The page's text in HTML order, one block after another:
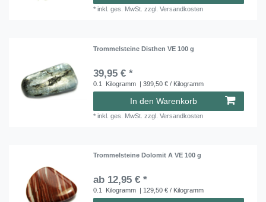
*inkl. ges. MwSt. zzgl.Versandkosten
Trommelsteine Disthen VE 100 g
39,95 € *
0.1 Kilogramm | 399,50 € / Kilogramm
In den Warenkorb
*inkl. ges. MwSt. zzgl.Versandkosten
Trommelsteine Dolomit A VE 100 g
ab 12,95 € *
0.1 Kilogramm | 129,50 € / Kilogramm